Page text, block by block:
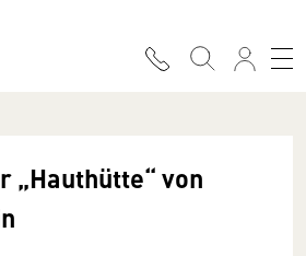
„Hauthütte“ von